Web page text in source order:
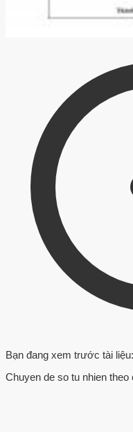
Bạn đang xem trước tài liệu:
Chuyen de so tu nhien